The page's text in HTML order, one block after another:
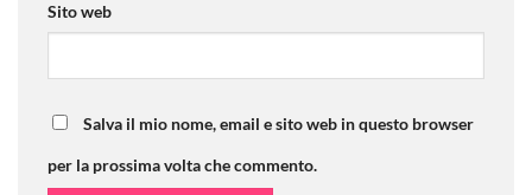
Sito web
Salva il mio nome, email e sito web in questo browser
per la prossima volta che commento.